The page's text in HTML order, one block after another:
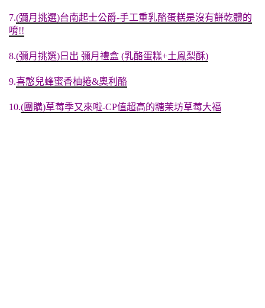
7.(彌月挑選)台南起士公爵-手工重乳酪蛋糕是沒有餅乾體的
唷!!
8.(彌月挑選)日出 彌月禮盒 (乳酪蛋糕+土鳳梨酥)
9.喜憨兒蜂蜜香柚捲&奧利酪
10.(團購)草莓季又來啦-CP值超高的糖茉坊草莓大福